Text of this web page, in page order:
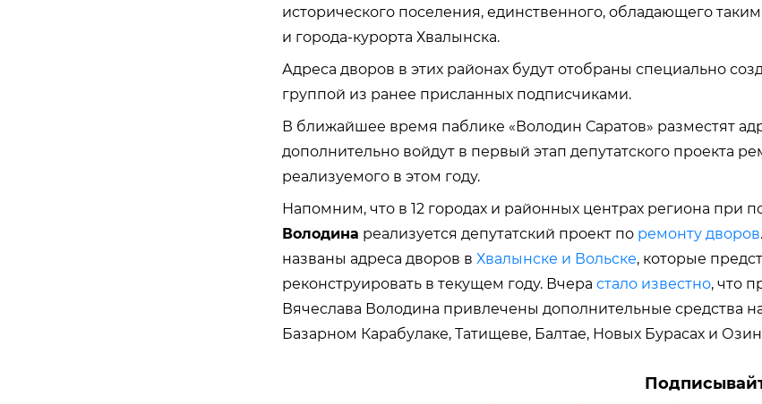
исторического поселения, единственного, обладающего таким
и города-курорта Хвалынска.
Адреса дворов в этих районах будут отобраны специально
группой из ранее присланных подписчиками.
В ближайшее время паблике «Володин Саратов» разместят
дополнительно войдут в первый этап депутатского проекта
реализуемого в этом году.
Напомним, что в 12 городах и районных центрах региона при
Володина реализуется депутатский проект по ремонту дворов
названы адреса дворов в Хвалынске и Вольске, которые
реконструировать в текущем году. Вчера стало известно, что
Вячеслава Володина привлечены дополнительные средства
Базарном Карабулаке, Татищеве, Балтае, Новых Бурасах и